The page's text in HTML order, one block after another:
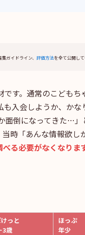
集ガイドライン、 評価方法を全て公開して
です。通常のこども
入会しようか、か
面倒になってきた…
時「あんな情報欲
る必要がなくなりま
っと
歳
ほっぷ
年少